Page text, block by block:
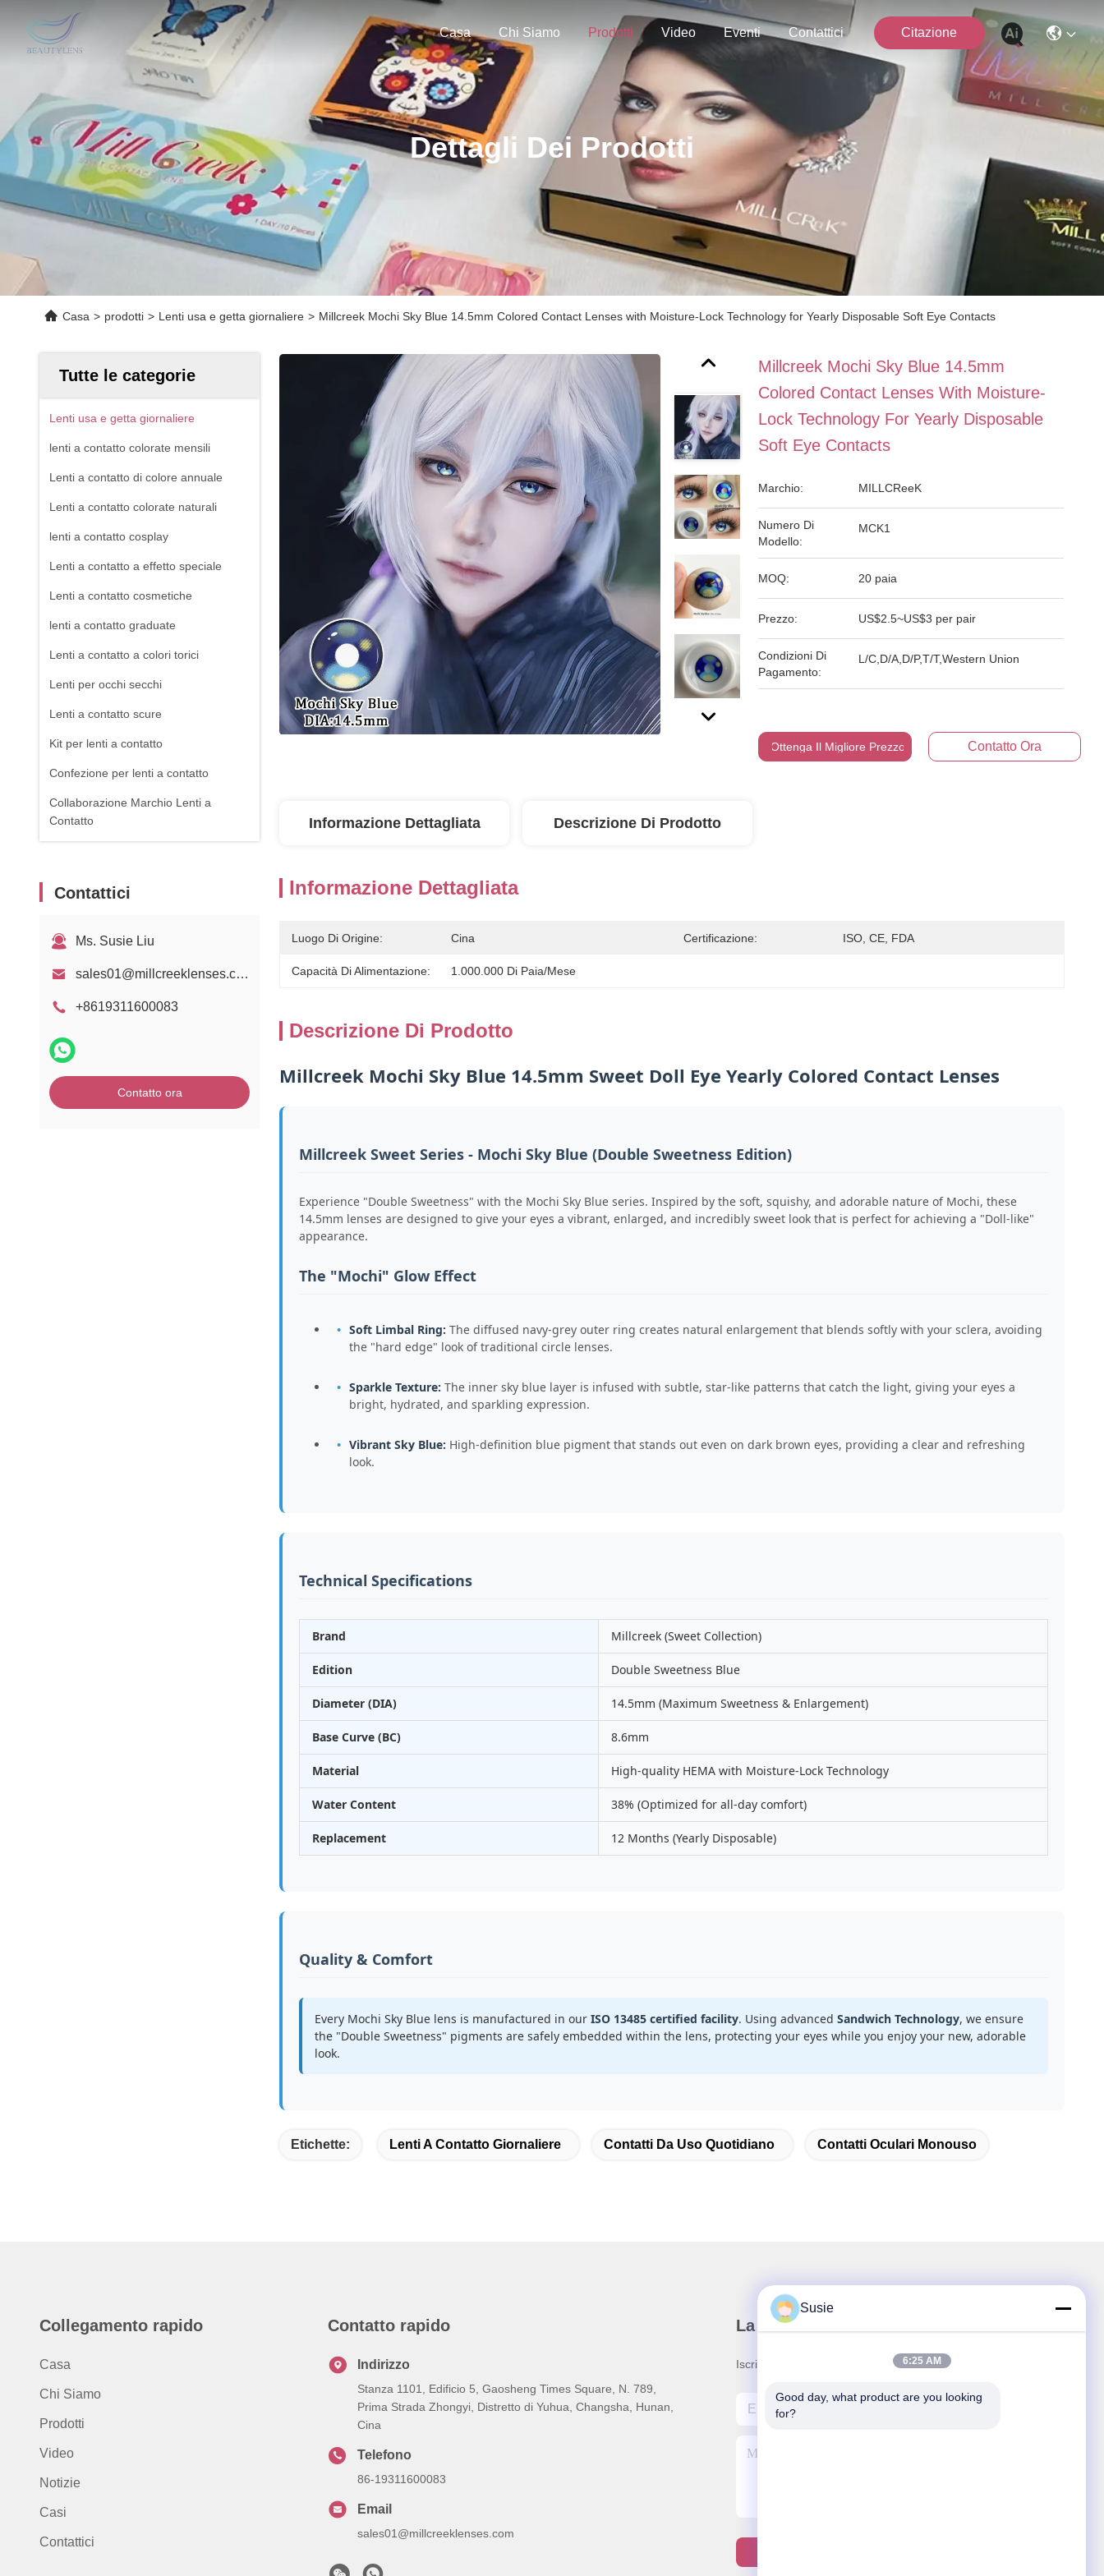
Casa Chi Siamo Prodotti Video Eventi Contattici Citazione
Dettagli Dei Prodotti
Casa > prodotti > Lenti usa e getta giornaliere > Millcreek Mochi Sky Blue 14.5mm Colored Contact Lenses with Moisture-Lock Technology for Yearly Disposable Soft Eye Contacts
Tutte le categorie
Lenti usa e getta giornaliere
lenti a contatto colorate mensili
Lenti a contatto di colore annuale
Lenti a contatto colorate naturali
lenti a contatto cosplay
Lenti a contatto a effetto speciale
Lenti a contatto cosmetiche
lenti a contatto graduate
Lenti a contatto a colori torici
Lenti per occhi secchi
Lenti a contatto scure
Kit per lenti a contatto
Confezione per lenti a contatto
Collaborazione Marchio Lenti a
Contatto
Contattici
Ms. Susie Liu
sales01@millcreeklenses.com
+8619311600083
Contatto ora
Millcreek Mochi Sky Blue 14.5mm
Colored Contact Lenses With Moisture-
Lock Technology For Yearly Disposable
Soft Eye Contacts
Marchio: MILLCReeK
Numero Di
Modello:
MCK1
MOQ: 20 paia
Prezzo: US$2.5~US$3 per pair
Condizioni Di
Pagamento:
L/C,D/A,D/P,T/T,Western Union
Ottenga Il Migliore Prezzo Contatto Ora
Informazione Dettagliata Descrizione Di Prodotto
Informazione Dettagliata
Luogo Di Origine: Cina Certificazione: ISO, CE, FDA
Capacità Di Alimentazione: 1.000.000 Di Paia/mese
Descrizione Di Prodotto
Millcreek Mochi Sky Blue 14.5mm Sweet Doll Eye Yearly Colored Contact Lenses
Millcreek Sweet Series - Mochi Sky Blue (Double Sweetness Edition)
Experience "Double Sweetness" with the Mochi Sky Blue series. Inspired by the soft, squishy, and adorable nature of Mochi, these
14.5mm lenses are designed to give your eyes a vibrant, enlarged, and incredibly sweet look that is perfect for achieving a "Doll-like"
appearance.
The "Mochi" Glow Effect
Soft Limbal Ring: The diffused navy-grey outer ring creates natural enlargement that blends softly with your sclera, avoiding
the "hard edge" look of traditional circle lenses.
Sparkle Texture: The inner sky blue layer is infused with subtle, star-like patterns that catch the light, giving your eyes a
bright, hydrated, and sparkling expression.
Vibrant Sky Blue: High-definition blue pigment that stands out even on dark brown eyes, providing a clear and refreshing
look.
Technical Specifications
Brand Millcreek (Sweet Collection)
Edition Double Sweetness Blue
Diameter (DIA) 14.5mm (Maximum Sweetness & Enlargement)
Base Curve (BC) 8.6mm
Material High-quality HEMA with Moisture-Lock Technology
Water Content 38% (Optimized for all-day comfort)
Replacement 12 Months (Yearly Disposable)
Quality & Comfort
Every Mochi Sky Blue lens is manufactured in our ISO 13485 certified facility. Using advanced Sandwich Technology, we ensure
the "Double Sweetness" pigments are safely embedded within the lens, protecting your eyes while you enjoy your new, adorable
look.
Etichette: Lenti A Contatto Giornaliere Contatti Da Uso Quotidiano Contatti Oculari Monouso
Collegamento rapido
Casa
Chi Siamo
Prodotti
Video
Notizie
Casi
Contattici
Contatto rapido
Indirizzo
Stanza 1101, Edificio 5, Gaosheng Times Square, N. 789,
Prima Strada Zhongyi, Distretto di Yuhua, Changsha, Hunan,
Cina
Telefono
86-19311600083
Email
sales01@millcreeklenses.com
La nostra newsletter
Iscriviti alla nostra newsletter per sconti e altro.
Susie
6:25 AM
Good day, what product are you looking
for?